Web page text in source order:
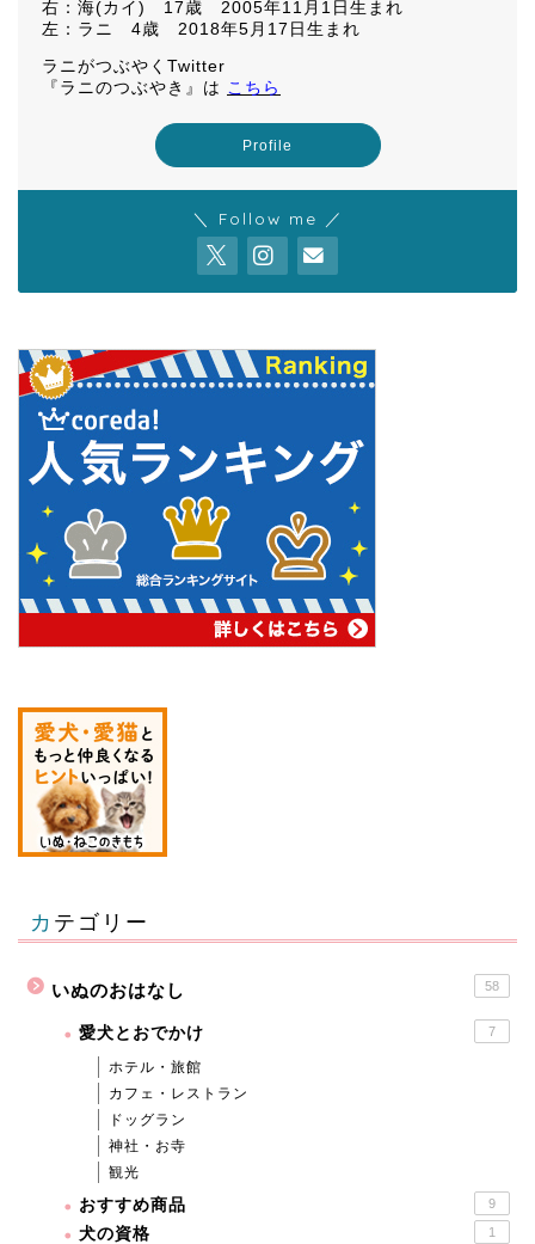
右：海(カイ) 17歳 2005年11月1日生まれ
左：ラニ 4歳 2018年5月17日生まれ
ラニがつぶやくTwitter
『ラニのつぶやき』は こちら
Profile
＼ Follow me ／
カテゴリー
いぬのおはなし 58
愛犬とおでかけ 7
ホテル・旅館
カフェ・レストラン
ドッグラン
神社・お寺
観光
おすすめ商品 9
犬の資格 1